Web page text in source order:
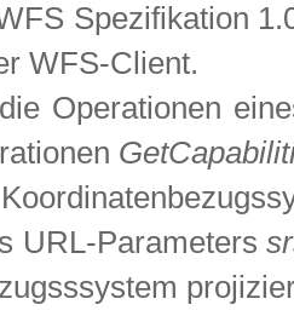
Spezifikation
WFS-Client.
Operationen
URL-Parameters